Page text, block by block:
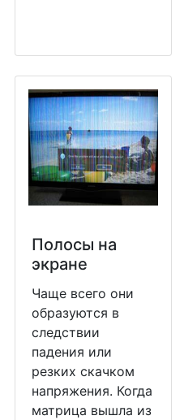
Полосы на
экране
Чаще всего они
образуются в
следствии
падения или
резких скачком
напряжения. Когда
матрица вышла из